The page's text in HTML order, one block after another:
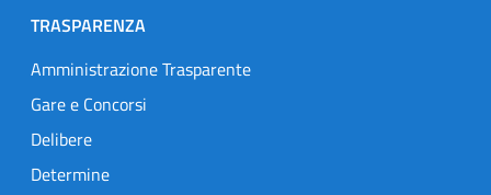
TRASPARENZA
Amministrazione Trasparente
Gare e Concorsi
Delibere
Determine